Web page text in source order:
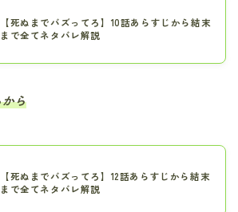
【死ぬまでバズってろ】10話あらすじから結末
まで全てネタバレ解説
ら
【死ぬまでバズってろ】12話あらすじから結末
まで全てネタバレ解説